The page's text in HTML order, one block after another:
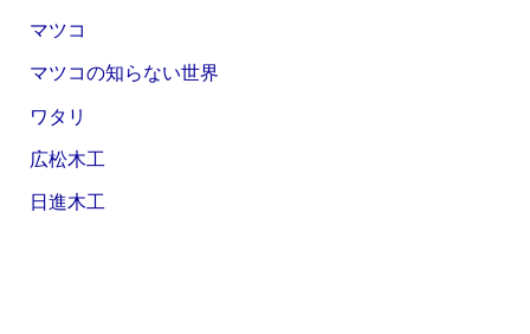
マツコ
マツコの知らない世界
ワタリ
広松木工
日進木工